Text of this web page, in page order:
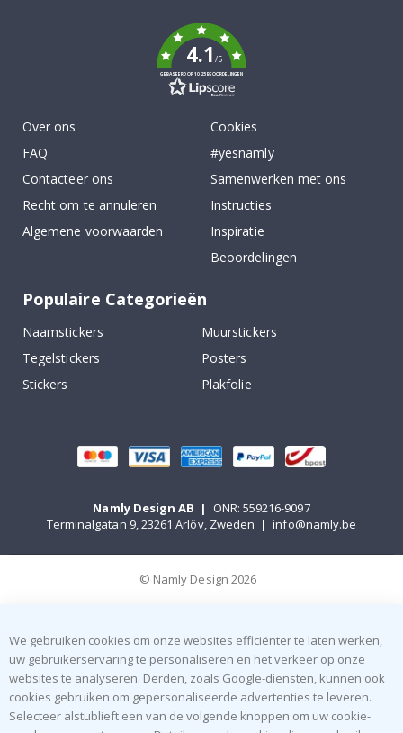
4.1/5
GEBASEERD OP 1025 BEOORDELINGEN
Over ons
FAQ
Contacteer ons
Recht om te annuleren
Algemene voorwaarden
Cookies
#yesnamly
Samenwerken met ons
Instructies
Inspiratie
Beoordelingen
Populaire Categorieën
Naamstickers
Muurstickers
Tegelstickers
Posters
Stickers
Plakfolie
Namly Design AB |
ONR: 559216-9097
Terminalgatan 9, 23261 Arlöv, Zweden | info@namly.be
© Namly Design 2026
We gebruiken cookies om onze websites efficiënter te laten werken,
uw gebruikerservaring te personaliseren en het verkeer op onze
websites te analyseren. Derden, zoals Google-diensten, kunnen ook
cookies gebruiken om gepersonaliseerde advertenties te leveren.
Selecteer alstublieft een van de volgende knoppen om uw cookie-